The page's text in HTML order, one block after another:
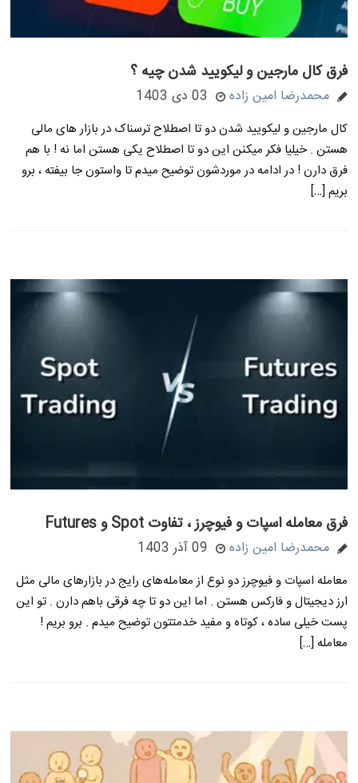
فرق کال مارجین و لیکویید شدن چیه ؟
محمدرضا امین زاده 03 دی 1403
کال مارجین و لیکویید شدن دو تا اصطلاح ترسناک در بازار های مالی
هستن . خیلیا فکر میکنن این دو تا اصطلاح یکی هستن اما نه ! با هم
فرق دارن ! در ادامه در موردشون توضیح میدم تا واستون جا بیفته ، برو
بریم […]
فرق معامله اسپات و فیوچرز ، تفاوت Spot و Futures
محمدرضا امین زاده 09 آذر 1403
معامله اسپات و فیوچرز دو نوع از معامله‌های رایج در بازارهای مالی مثل
ارز دیجیتال و فارکس هستن . اما این دو تا چه فرقی باهم دارن . تو این
پست خیلی ساده ، کوتاه و مفید خدمتتون توضیح میدم . برو بریم !
معامله […]